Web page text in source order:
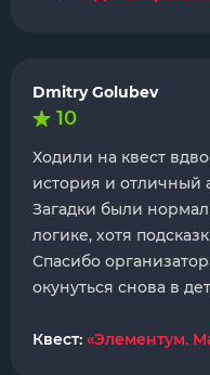
Dmitry Golubev
10
Ходили на квест
история и отличный
Загадки были
логике, хотя
Спасибо
окунуться снова в
Квест: «Элементум.